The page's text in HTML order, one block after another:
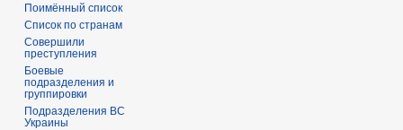
Поимённый список
Список по странам
Совершили
преступления
Боевые
подразделения и
группировки
Подразделения ВС
Украины